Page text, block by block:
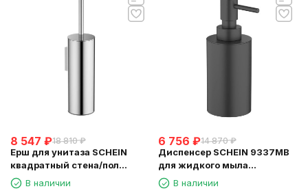
8 547 ₽18 810 ₽
Ерш для унитаза SCHEIN
квадратный стена/пол
хромированный (9364CH)
В наличии
6 756 ₽14 870 ₽
Диспенсер SCHEIN 9337MB
для жидкого мыла
настольный черный
В наличии